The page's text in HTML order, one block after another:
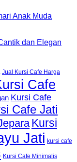
Anak Muda
dan Elegan
Jual Kursi Cafe Harga
Cafe
Kursi Cafe
Cafe Jati
Kursi
Jati kursi cafe
Kursi Cafe Minimalis